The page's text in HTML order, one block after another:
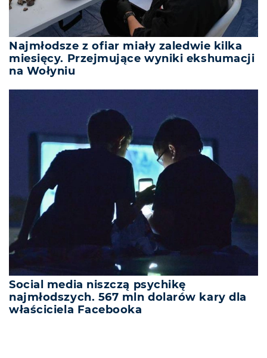
Najmłodsze z ofiar miały zaledwie kilka
miesięcy. Przejmujące wyniki ekshumacji
na Wołyniu
Social media niszczą psychikę
najmłodszych. 567 mln dolarów kary dla
właściciela Facebooka